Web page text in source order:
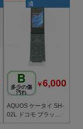
済
B
多少の傷
汚れ
￥6,000
AQUOS ケータイ SH-
02L ドコモ ブラック c
20771